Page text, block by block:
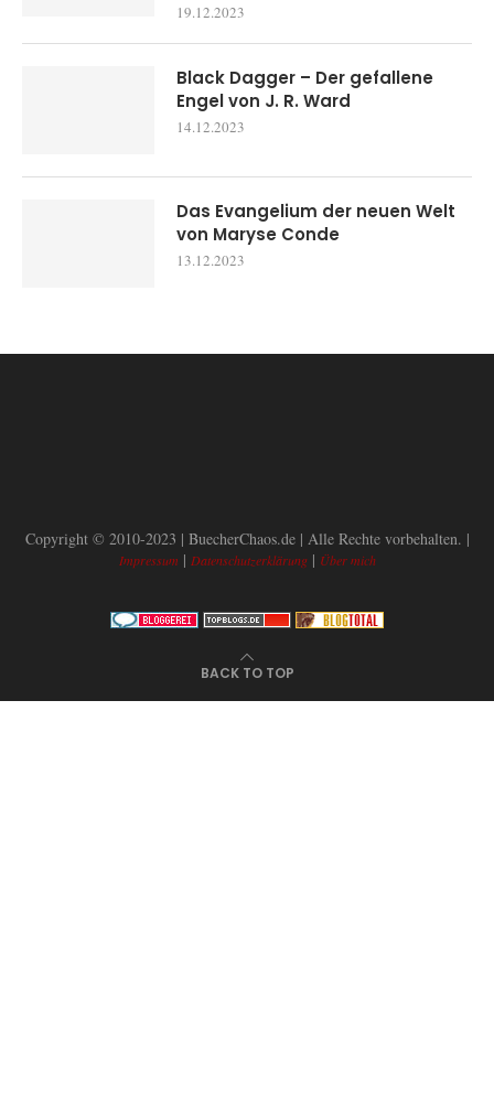
19.12.2023
Black Dagger – Der gefallene
Engel von J. R. Ward
14.12.2023
Das Evangelium der neuen Welt
von Maryse Conde
13.12.2023
Copyright © 2010-2023 | BuecherChaos.de | Alle Rechte vorbehalten. |
Impressum | Datenschutzerklärung| Über mich
BACK TO TOP